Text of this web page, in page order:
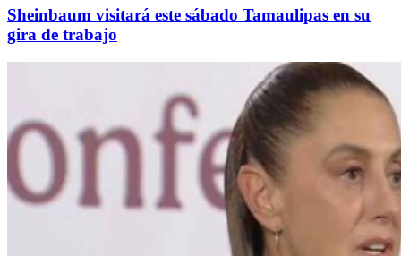
Sheinbaum visitará este sábado Tamaulipas en su
gira de trabajo